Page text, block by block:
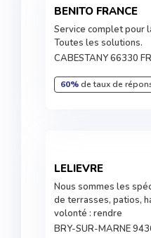
BENITO FRANCE
Service complet pour
Toutes les solutions.
CABESTANY 66330
60%de taux de
LELIEVRE
Nous sommes les
de terrasses, patios,
volonté : rendre
BRY-SUR-MARNE